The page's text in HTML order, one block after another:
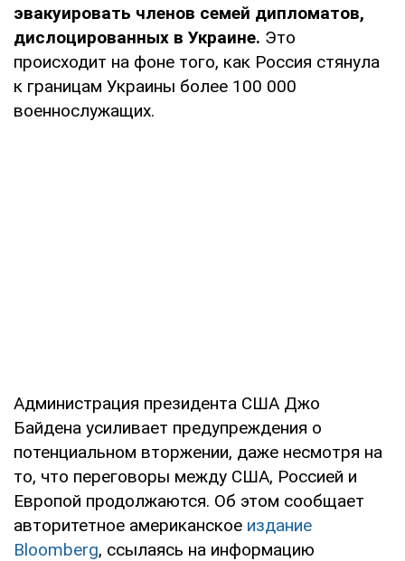
эвакуировать членов семей дипломатов,
дислоцированных в Украине. Это
происходит на фоне того, как Россия стянула
к границам Украины более 100 000
военнослужащих.
Администрация президента США Джо
Байдена усиливает предупреждения о
потенциальном вторжении, даже несмотря на
то, что переговоры между США, Россией и
Европой продолжаются. Об этом сообщает
авторитетное американское издание
Bloomberg, ссылаясь на информацию